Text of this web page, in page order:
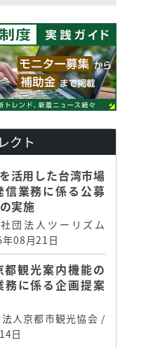
クト
活用した台湾市場
信業務に係る公募
実施
団法人ツーリズム
08月21日
観光案内機能の
に係る企画提案
人京都市観光協会 /
日